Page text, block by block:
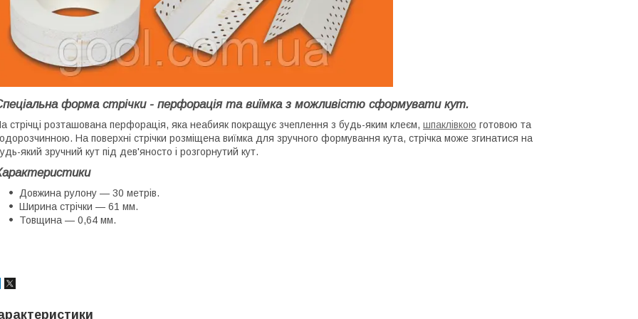
форма стрічки - перфорація та виїмка з можливістю сформувати кут.
стрічці розташована перфорація, яка неабияк покращує зчеплення з будь-яким клеєм, шпаклівкою готовою та
На поверхні стрічки розміщена виїмка для зручного формування кута, стрічка може згинатися на
який зручний кут під дев'яносто і розгорнутий кут.
Довжина рулону — 30 метрів.
Ширина стрічки — 61 мм.
Товщина — 0,64 мм.